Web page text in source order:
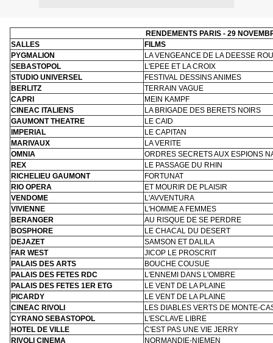
RENDEMENTS PARIS - 29
SALLES
FILMS
PYGMALION
LA VENGEANCE DE LA DEESSE
SEBASTOPOL
L'EPEE ET LA CROIX
STUDIO UNIVERSEL
FESTIVAL DESSINS ANIMES
BERLITZ
TERRAIN VAGUE
CAPRI
MEIN KAMPF
CINEAC ITALIENS
LA BRIGADE DES BERETS NOIRS
GAUMONT THEATRE
LE CAID
IMPERIAL
LE CAPITAN
MARIVAUX
LA VERITE
OMNIA
ORDRES SECRETS AUX ESPIONS
REX
LE PASSAGE DU RHIN
RICHELIEU GAUMONT
FORTUNAT
RIO OPERA
ET MOURIR DE PLAISIR
VENDOME
L'AVVENTURA
VIVIENNE
L'HOMME A FEMMES
BERANGER
AU RISQUE DE SE PERDRE
BOSPHORE
LE CHACAL DU DESERT
DEJAZET
SAMSON ET DALILA
FAR WEST
JICOP LE PROSCRIT
PALAIS DES ARTS
BOUCHE COUSUE
PALAIS DES FETES RDC
L'ENNEMI DANS L'OMBRE
PALAIS DES FETES 1ER ETG
LE VENT DE LA PLAINE
PICARDY
LE VENT DE LA PLAINE
CINEAC RIVOLI
LES DIABLES VERTS DE MONTE-
CYRANO SEBASTOPOL
L'ESCLAVE LIBRE
HOTEL DE VILLE
C'EST PAS UNE VIE JERRY
RIVOLI CINEMA
NORMANDIE-NIEMEN